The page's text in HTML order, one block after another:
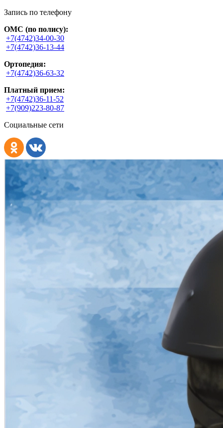
Запись по телефону
ОМС (по полису):
+7(4742)34-00-30
+7(4742)36-13-44
Ортопедия:
+7(4742)36-63-32
Платный прием:
+7(4742)36-11-52
+7(909)223-80-87
Социальные сети